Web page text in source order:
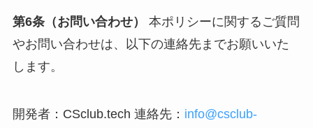
第6条（お問い合わせ）
本ポリシーに関するご質問
やお問い合わせは、以下の連絡先までお願いいた
します。
開発者：CSclub.tech 連絡先： info@csclub-